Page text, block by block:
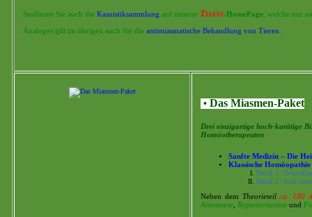
Studieren Sie auch die Kasuistiksammlung auf unserer Tisani-HomePage , welche nur
Analoges gilt im übrigen auch für die antimiasmatische Behandlung von Tieren
• Das Miasmen-Paket
Drei einzigartige hoch-karätige
Homöotherapeuten
Sanfte Medizin – Die
Klassische
Band 1:
Band 2: Anti-
Neben dem Theorieteil ca. 180
Anamnese
Repertorisation und